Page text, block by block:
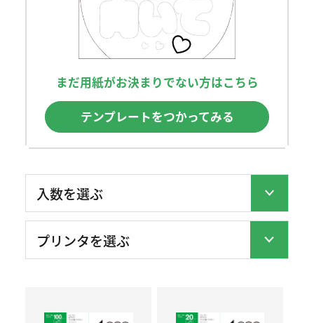
まだ用紙がお決まりでない方はこちら
テンプレートをつかってみる